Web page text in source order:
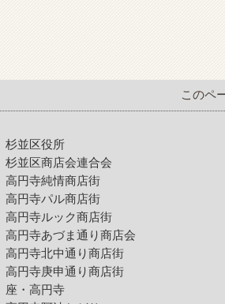
このペ
杉並区役所
杉並区商店会連合会
高円寺純情商店街
高円寺パル商店街
高円寺ルック商店街
高円寺あづま通り商店会
高円寺北中通り商店街
高円寺庚申通り商店街
座・高円寺